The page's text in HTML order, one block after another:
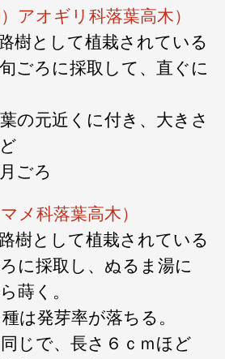
アオギリ科落葉高木）
樹として植栽されている
ごろに採取して、直ぐに
の元近くに付き、大きさ
ごろ
メ科落葉高木）
樹として植栽されている
に採取し、ぬるま湯に
蒔く。
は発芽率が落ちる。
じで、長さ６ｃｍほど